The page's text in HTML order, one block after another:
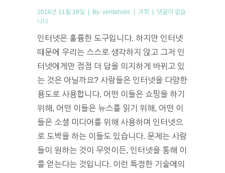
2016년 11월 18일 | By: veritaholic | 과학 | 댓글이 없습
니다
인터넷은 훌륭한 도구입니다. 하지만 인터넷
때문에 우리는 스스로 생각하지 않고 그저 인
터넷에게만 점점 더 답을 의지하게 바뀌고 있
는 것은 아닐까요? 사람들은 인터넷을 다양한
용도로 사용합니다. 어떤 이들은 쇼핑을 하기
위해, 어떤 이들은 뉴스를 읽기 위해, 어떤 이
들은 소셜 미디어를 위해 사용하며 인터넷으
로 도박을 하는 이들도 있습니다. 문제는 사람
들이 원하는 것이 무엇이든, 인터넷을 통해 이
를 얻는다는 것입니다. 이런 특정한 기술에의